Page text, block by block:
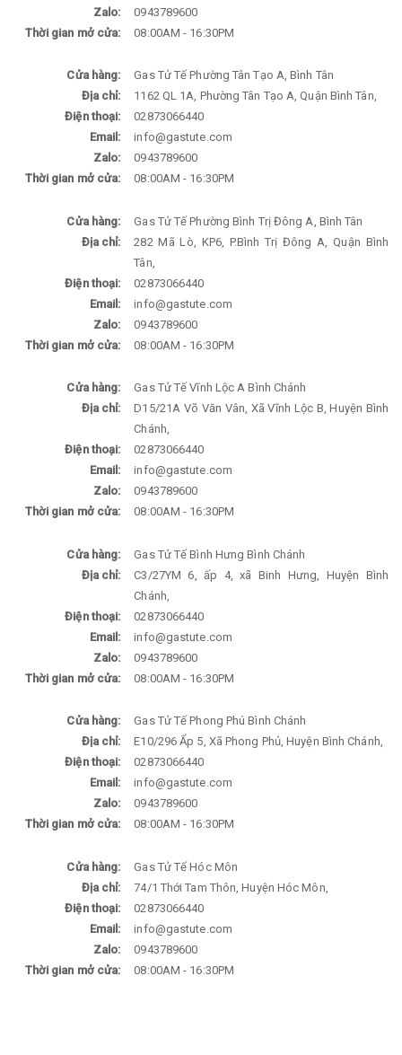
Zalo:
0943789600
Thời gian mở cửa:
08:00AM - 16:30PM
Cửa hàng:
Gas Tử Tế Phường Tân Tạo A, Bình Tân
Địa chỉ:
1162 QL 1A, Phường Tân Tạo A, Quận Bình Tân,
Điện thoại:
02873066440
Email:
info@gastute.com
Zalo:
0943789600
Thời gian mở cửa:
08:00AM - 16:30PM
Cửa hàng:
Gas Tử Tế Phường Bình Trị Đông A, Bình Tân
Địa chỉ:
282 Mã Lò, KP6, P.Bình Trị Đông A, Quận Bình
Tân,
Điện thoại:
02873066440
Email:
info@gastute.com
Zalo:
0943789600
Thời gian mở cửa:
08:00AM - 16:30PM
Cửa hàng:
Gas Tử Tế Vĩnh Lộc A Bình Chánh
Địa chỉ:
D15/21A Võ Văn Vân, Xã Vĩnh Lộc B, Huyện Bình
Chánh,
Điện thoại:
02873066440
Email:
info@gastute.com
Zalo:
0943789600
Thời gian mở cửa:
08:00AM - 16:30PM
Cửa hàng:
Gas Tử Tế Bình Hưng Bình Chánh
Địa chỉ:
C3/27YM 6, ấp 4, xã Binh Hưng, Huyện Bình
Chánh,
Điện thoại:
02873066440
Email:
info@gastute.com
Zalo:
0943789600
Thời gian mở cửa:
08:00AM - 16:30PM
Cửa hàng:
Gas Tử Tế Phong Phú Bình Chánh
Địa chỉ:
E10/296 Ẩp 5, Xã Phong Phủ, Huyện Bình Chánh,
Điện thoại:
02873066440
Email:
info@gastute.com
Zalo:
0943789600
Thời gian mở cửa:
08:00AM - 16:30PM
Cửa hàng:
Gas Tử Tế Hóc Môn
Địa chỉ:
74/1 Thới Tam Thôn, Huyện Hóc Môn,
Điện thoại:
02873066440
Email:
info@gastute.com
Zalo:
0943789600
Thời gian mở cửa:
08:00AM - 16:30PM